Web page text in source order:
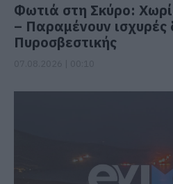
Φωτιά στη Σκύρο:
– Παραμένουν ισχυρές
Πυροσβεστικής